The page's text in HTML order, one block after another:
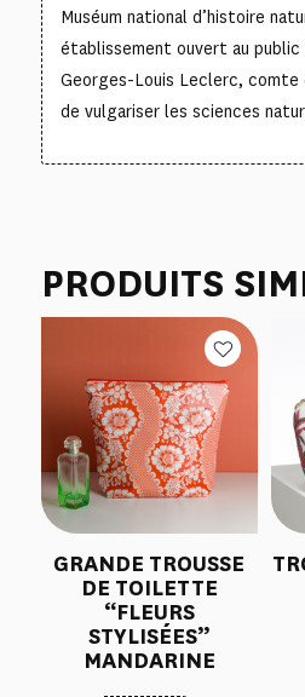
Muséum national d’histoire
établissement ouvert au
Georges-Louis Leclerc, comte
de vulgariser les sciences
PRODUITS
GRANDE TROUSSE
DE TOILETTE
“FLEURS
STYLISÉES”
MANDARINE